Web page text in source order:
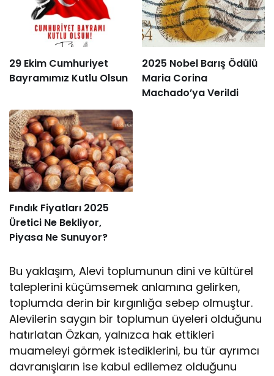
29 Ekim Cumhuriyet
Bayramımız Kutlu Olsun
2025 Nobel Barış Ödülü
Maria Corina
Machado’ya Verildi
Fındık Fiyatları 2025
Üretici Ne Bekliyor,
Piyasa Ne Sunuyor?
Bu yaklaşım, Alevi toplumunun dini ve kültürel
taleplerini küçümsemek anlamına gelirken,
toplumda derin bir kırgınlığa sebep olmuştur.
Alevilerin saygın bir toplumun üyeleri olduğunu
hatırlatan Özkan, yalnızca hak ettikleri
muameleyi görmek istediklerini, bu tür ayrımcı
davranışların ise kabul edilemez olduğunu